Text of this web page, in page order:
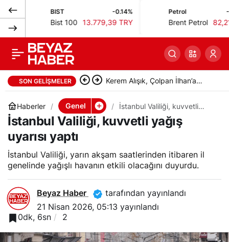
BIST
13.779,39 TRY Brent Petrol 82,21 USD
SON GELIŞMELER Kerem Alışık, Çolpan İlhan’a
duygu dolu şiir yazdı
Haberler Genel
İstanbul Valiliği, kuvvetli
yağış uyarısı yaptı
İstanbul Valiliği, kuvvetli yağış
uyarısı yaptı
İstanbul Valiliği, yarın akşam saatlerinden itibaren il
genelinde yağışlı havanın etkili olacağını duyurdu.
Beyaz Haber
tarafından yayınlandı
21 Nisan 2026, 05:13 yayınlandı
0dk, 6sn
2
İstanbul
Havalimanı’nda
uyuşturucu
operasyonu: 5 kişi
tutuklandı
0